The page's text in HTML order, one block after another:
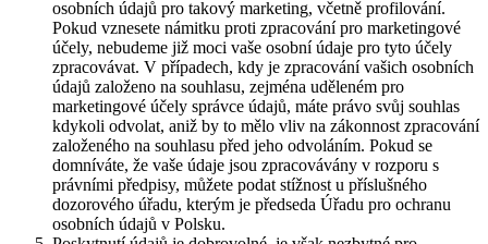
osobních údajů pro takový marketing, včetně profilování.
Pokud vznesete námitku proti zpracování pro marketingové
účely, nebudeme již moci vaše osobní údaje pro tyto účely
zpracovávat. V případech, kdy je zpracování vašich osobních
údajů založeno na souhlasu, zejména uděleném pro
marketingové účely správce údajů, máte právo svůj souhlas
kdykoli odvolat, aniž by to mělo vliv na zákonnost zpracování
založeného na souhlasu před jeho odvoláním. Pokud se
domníváte, že vaše údaje jsou zpracovávány v rozporu s
právními předpisy, můžete podat stížnost u příslušného
dozorového úřadu, kterým je předseda Úřadu pro ochranu
osobních údajů v Polsku.